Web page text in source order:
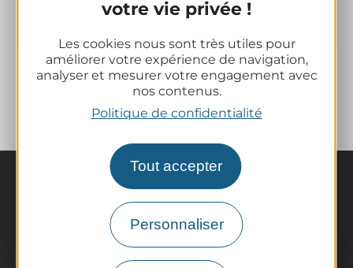
votre vie privée !
Les cookies nous sont très utiles pour
améliorer votre expérience de navigation,
analyser et mesurer votre engagement avec
nos contenus.
Politique de confidentialité
Tout accepter
Personnaliser
2026 par Clermont Auvergne